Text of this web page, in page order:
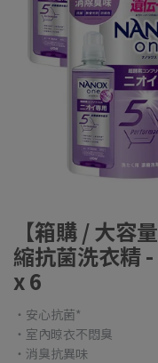
【箱購 / 大容
縮抗菌洗衣精
x 6
・安心抗菌*
・室內晾衣不悶臭
・消臭抗異味